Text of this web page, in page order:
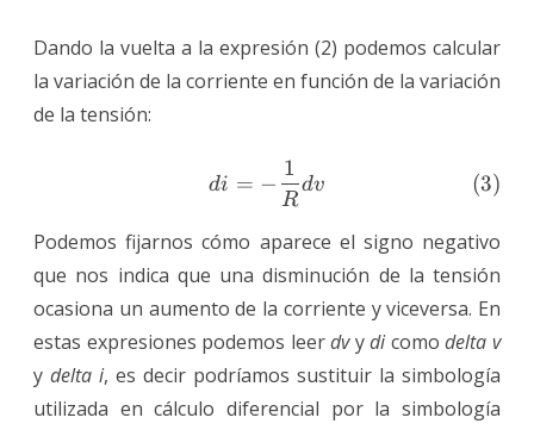
Dando la vuelta a la expresión (2) podemos calcular
la variación de la corriente en función de la variación
de la tensión:
\tag{3} di = -
di = −
R
1
dv (3)
Podemos fijarnos cómo aparece el signo negativo
que nos indica que una disminución de la tensión
ocasiona un aumento de la corriente y viceversa. En
estas expresiones podemos leerdvydicomodelta v
y delta i, es decir podríamos sustituir la simbología
utilizada en cálculo diferencial por la simbología